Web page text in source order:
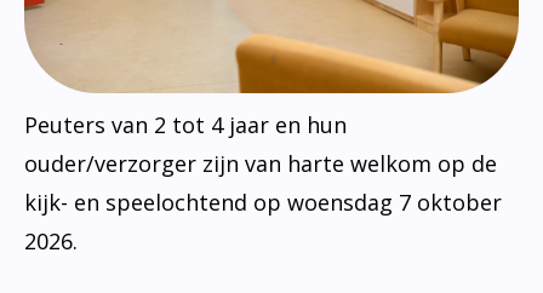
Peuters van 2 tot 4 jaar en hun
ouder/verzorger zijn van harte welkom op de
kijk- en speelochtend op woensdag 7 oktober
2026.